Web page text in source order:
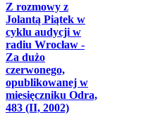
Z rozmowy z
Jolantą Piątek w
cyklu audycji w
radiu Wrocław -
Za dużo
czerwonego,
opublikowanej w
miesięczniku Odra,
483 (II, 2002)